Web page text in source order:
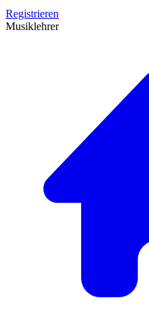
Registrieren
Musiklehrer